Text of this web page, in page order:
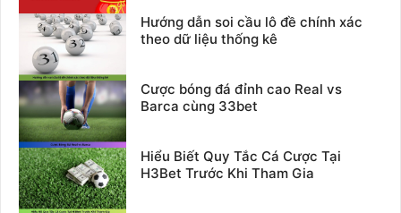
Hướng dẫn soi cầu lô đề chính xác
theo dữ liệu thống kê
Cược bóng đá đỉnh cao Real vs
Barca cùng 33bet
Hiểu Biết Quy Tắc Cá Cược Tại
H3Bet Trước Khi Tham Gia